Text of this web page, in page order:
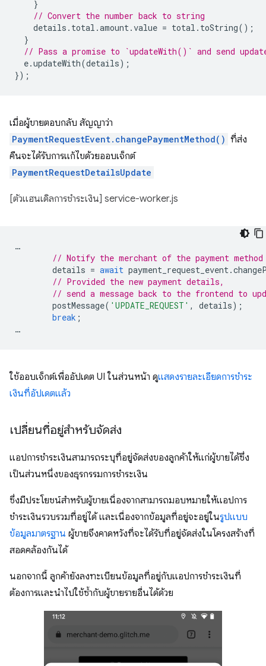
}
// Convert the number back to string
details . total .amount.value = total . toString();
}
// Pass a promise to `updateWith()` and send
e.updateWith(details);
});
เมื่อผู้ขายตอบกลับ สัญญาว่า
PaymentRequestEvent.changePaymentMethod() ที่ส่ง
คืนจะได้รับการแก้ไขด้วยออบเจ็กต์
PaymentRequestDetailsUpdate
[ตัวแฮนเดิลการชำระเงิน] service-worker.js
…
// Notify the merchant of the payment method
details = await payment_request_event.
// Provided the new payment details,
// send a message back to the frontend to
postMessage( 'UPDATE_REQUEST' , details);
break ;
…
ใช้ออบเจ็กต์เพื่ออัปเดต UI ในส่วนหน้า ดูแสดงรายละเอียดการชำระ
เงินที่อัปเดตแล้ว
เปลี่ยนที่อยู่สำหรับจัดส่ง
แอปการชำระเงินสามารถระบุที่อยู่จัดส่งของลูกค้าให้แก่ผู้ขายได้ซึ่ง
เป็นส่วนหนึ่งของธุรกรรมการชำระเงิน
ซึ่งมีประโยชน์สำหรับผู้ขายเนื่องจากสามารถมอบหมายให้แอปการ
ชำระเงินรวบรวมที่อยู่ได้ และเนื่องจากข้อมูลที่อยู่จะอยู่ในรูปแบบ
ข้อมูลมาตรฐาน ผู้ขายจึงคาดหวังที่จะได้รับที่อยู่จัดส่งในโครงสร้างที่
สอดคล้องกันได้
นอกจากนี้ ลูกค้ายังลงทะเบียนข้อมูลที่อยู่กับแอปการชำระเงินที่
ต้องการและนำไปใช้ซ้ำกับผู้ขายรายอื่นได้ด้วย